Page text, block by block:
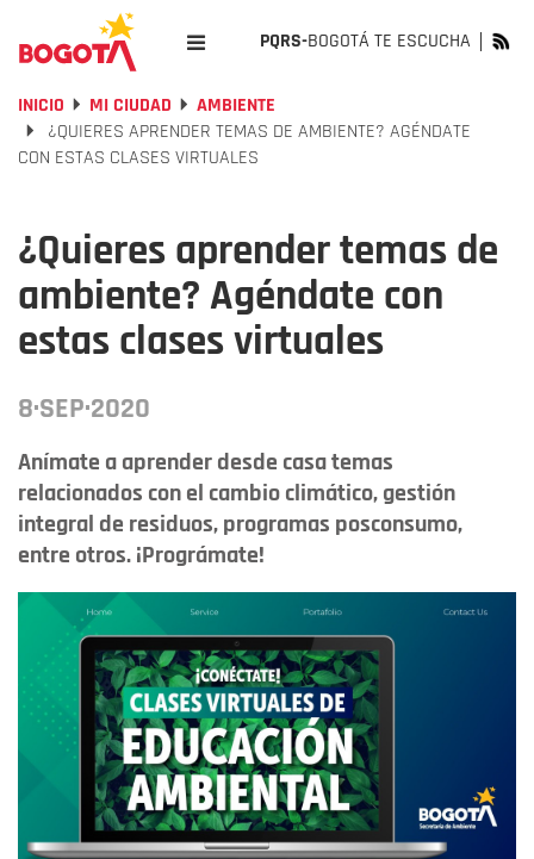
PQRS-BOGOTÁ TE ESCUCHA
INICIO MI CIUDAD
AMBIENTE
¿QUIERES APRENDER TEMAS DE AMBIENTE? AGÉNDATE
CON ESTAS CLASES VIRTUALES
¿Quieres aprender temas de
ambiente? Agéndate con
estas clases virtuales
8·SEP·2020
Anímate a aprender desde casa temas
relacionados con el cambio climático, gestión
integral de residuos, programas posconsumo,
entre otros. ¡Prográmate!